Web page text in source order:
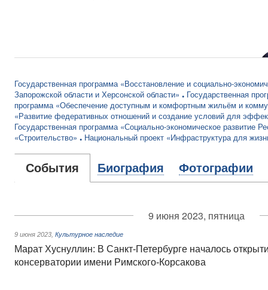
Государственная программа «Восстановление и социально-
Запорожской области и Херсонской области»
Государственная
программа «Обеспечение доступным и комфортным жильём и
«Развитие федеративных отношений и создание условий для
Государственная программа «Социально-экономическое развитие
«Строительство»
Национальный проект «Инфраструктура для
События Биография Фотографии
9 июня 2023, пятница
9 июня 2023 Культурное наследие
Марат Хуснуллин: В Санкт-Петербурге началось
консерватории имени Римского-Корсакова